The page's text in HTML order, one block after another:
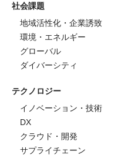
社会課題
地域活性化・企業誘致
環境・エネルギー
グローバル
ダイバーシティ
テクノロジー
イノベーション・技術
DX
クラウド・開発
サプライチェーン